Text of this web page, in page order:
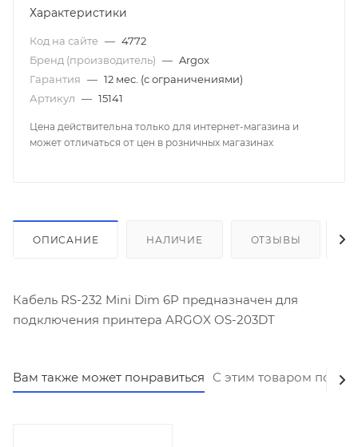
Характеристики
Код на сайте — 4772
Бренд (производитель) — Argox
Гарантия — 12 мес. (с ограничениями)
Артикул — 15141
Цена действительна только для интернет-магазина и
может отличаться от цен в розничных магазинах
ОПИСАНИЕ НАЛИЧИЕ ОТЗЫВЫ
Кабель RS-232 Mini Dim 6P предназначен для
подключения принтера ARGOX OS-203DT
Вам также может понравиться С этим товаром